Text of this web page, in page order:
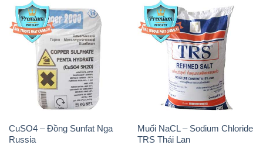
CuSO4 – Đồng Sunfat Nga
Russia
Muối NaCL – Sodium Chloride
TRS Thái Lan